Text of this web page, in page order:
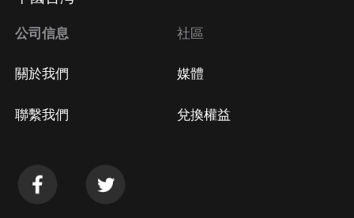
公司信息
關於我們
聯繫我們
社區
媒體
兌換權益